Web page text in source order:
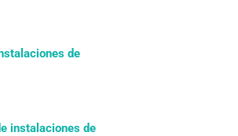
de
instalaciones de